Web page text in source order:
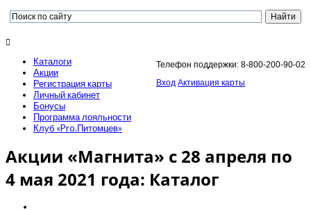
Телефон поддержки: 8-800-200-90-02
Вход Активация карты
Каталоги
Акции
Регистрация карты
Личный кабинет
Бонусы
Программа лояльности
Клуб «Pro.Питомцев»
Акции «Магнита» с 28 апреля по
4 мая 2021 года: Каталог